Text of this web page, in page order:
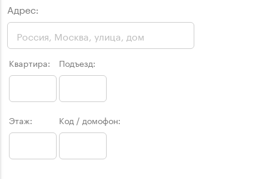
Адрес:
Квартира: Подъезд:
Этаж: Код / домофон: